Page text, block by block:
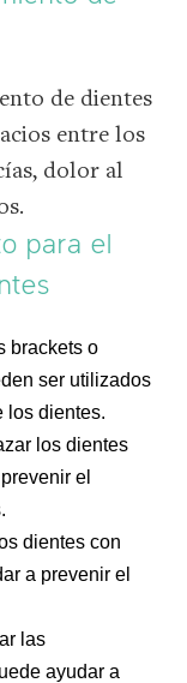
de dientes
entre los
dolor al
para el
brackets o
ser utilizados
los dientes.
los dientes
el
dientes con
a prevenir el
las
ayudar a